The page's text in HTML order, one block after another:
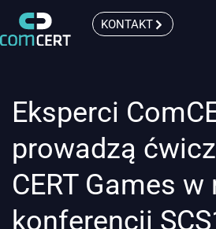
KONTAKT
Eksperci
prowadzą
CERT Games
konferencji